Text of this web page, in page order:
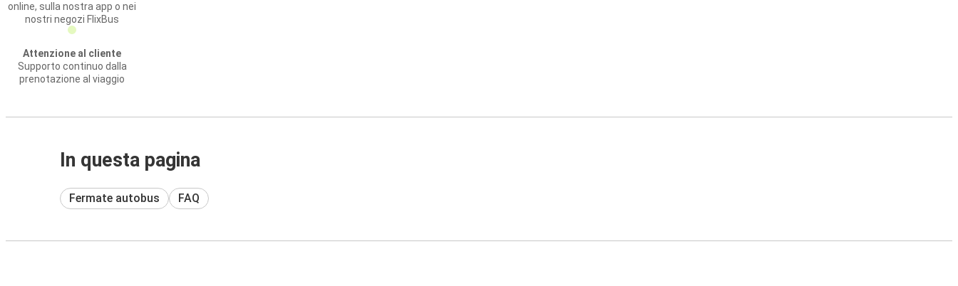
online, sulla nostra app o nei
nostri negozi FlixBus
Attenzione al cliente
Supporto continuo dalla
prenotazione al viaggio
In questa pagina
Fermate autobus FAQ